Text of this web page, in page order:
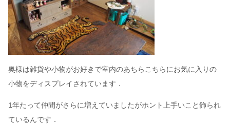
奥様は雑貨や小物がお好きで室内のあちらこちらにお気に入りの
小物をディスプレイされています．
1年たって仲間がさらに増えていましたがホント上手いこと飾られ
ているんです．